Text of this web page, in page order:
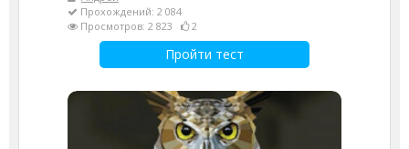
Прохождений: 2 084
Просмотров: 2 823
2
Пройти тест